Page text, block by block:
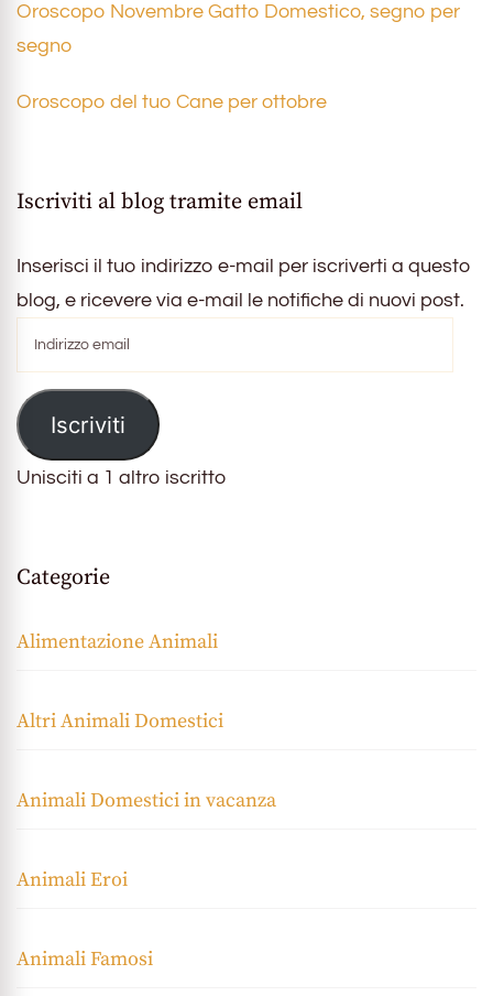
Oroscopo Novembre Gatto Domestico, segno per
segno
Oroscopo del tuo Cane per ottobre
Iscriviti al blog tramite email
Inserisci il tuo indirizzo e-mail per iscriverti a questo
blog, e ricevere via e-mail le notifiche di nuovi post.
email
Iscriviti
Unisciti a 1 altro iscritto
Categorie
Alimentazione Animali
Altri Animali Domestici
Animali Domestici in vacanza
Animali Eroi
Animali Famosi